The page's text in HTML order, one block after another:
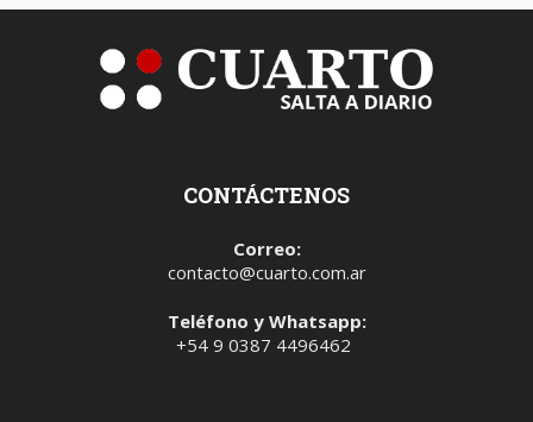
CONTÁCTENOS
Correo:
contacto@cuarto.com.ar
Teléfono y Whatsapp:
+54 9 0387 4496462